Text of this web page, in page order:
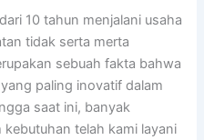
10 tahun menjalani usaha
tidak serta merta
sebuah fakta bahwa
paling inovatif dalam
saat ini, banyak
telah kami layani